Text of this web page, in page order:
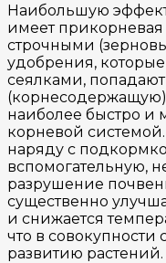
Наибольшую
имеет
строчными
удобрения,
сеялками,
(корнесодержащую)
наиболее быстро и
корневой
наряду с
вспомогательную,
разрушение
существенно
и снижается
что в совокупности
развитию растений.